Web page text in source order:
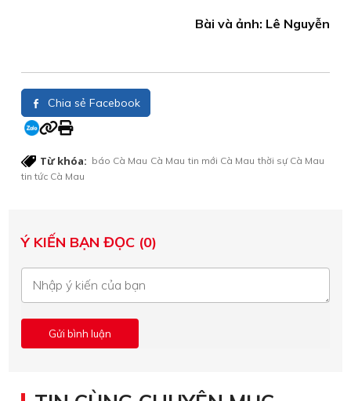
Bài và ảnh: Lê Nguyễn
Chia sẻ Facebook
Từ khóa: báo Cà Mau Cà Mau tin mới Cà Mau thời sự Cà Mau
tin tức Cà Mau
Ý KIẾN BẠN ĐỌC (0)